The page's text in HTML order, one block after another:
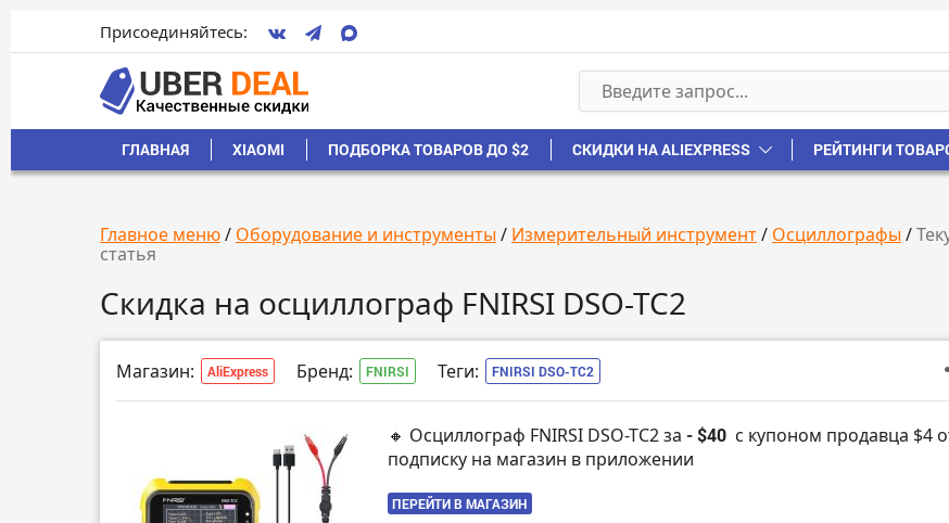
Присоединяйтесь:
ГЛАВНАЯ XIAOMI ПОДБОРКА ТОВАРОВ ДО $2 СКИДКИ НА ALIEXPRESS РЕЙТИНГИ
Главное меню/ Оборудование и инструменты / Измерительный инструмент/ Осциллографы /
статья
Скидка на осциллограф FNIRSI DSO-TC2
Магазин: AliExpress Бренд: FNIRSI Теги: FNIRSI DSO-TC2
🔸 Осциллограф FNIRSI DSO-TC2 за - $40 с купоном продавца $4
подписку на магазин в приложении
ПЕРЕЙТИ В МАГАЗИН